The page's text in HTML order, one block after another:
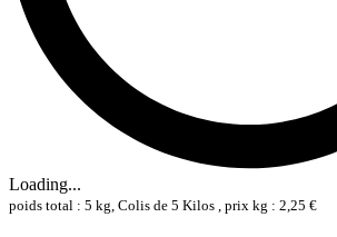
Loading...
poids total : 5 kg, Colis de 5 Kilos , prix kg : 2,25 €